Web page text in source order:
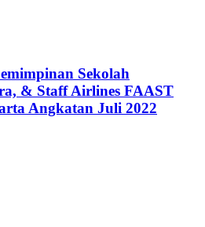
Sekolah
& Staff Airlines FAAST
Angkatan Juli 2022